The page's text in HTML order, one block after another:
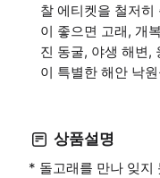
찰 에티켓을 철저
이 좋으면 고래, 개
진 동굴, 야생 해변,
이 특별한 해안 낙
상품설명
* 돌고래를 만나 잊지